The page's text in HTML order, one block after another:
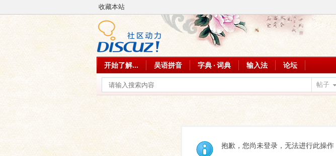
收藏本站
开始了解... 吴语拼音 字典 · 词典 输入法 论坛
帖子
抱歉，您尚未登录，无法进行此操作